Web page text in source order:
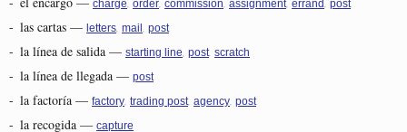
charge order commission assignment errand post
- las cartas — letters mail post
- la línea de salida — starting line post scratch
- la línea de llegada — post
- la factoría — factory trading post agency post
- la recogida — capture